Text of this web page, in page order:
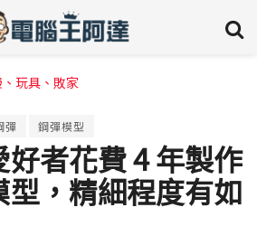
、玩具、敗家
彈 鋼彈模型
好者花費 4 年製作
型，精細程度有如